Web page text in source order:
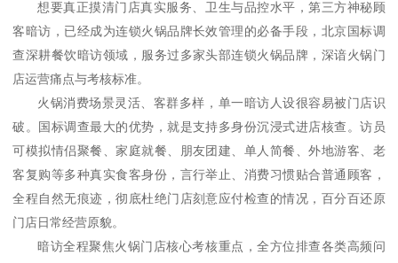
想要真正摸清门店真实服务、卫生与品控水平，第三方神秘顾
客暗访，已经成为连锁火锅品牌长效管理的必备手段，北京国标调
查深耕餐饮暗访领域，服务过多家头部连锁火锅品牌，深谙火锅门
店运营痛点与考核标准。
火锅消费场景灵活、客群多样，单一暗访人设很容易被门店识
破。国标调查最大的优势，就是支持多身份沉浸式进店核查。访员
可模拟情侣聚餐、家庭就餐、朋友团建、单人简餐、外地游客、老
客复购等多种真实食客身份，言行举止、消费习惯贴合普通顾客，
全程自然无痕迹，彻底杜绝门店刻意应付检查的情况，百分百还原
门店日常经营原貌。
暗访全程聚焦火锅门店核心考核重点，全方位排查各类高频问